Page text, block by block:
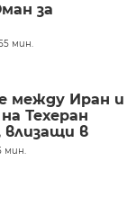
за
мин.
между Иран и
Техеран
влизащи в
мин.